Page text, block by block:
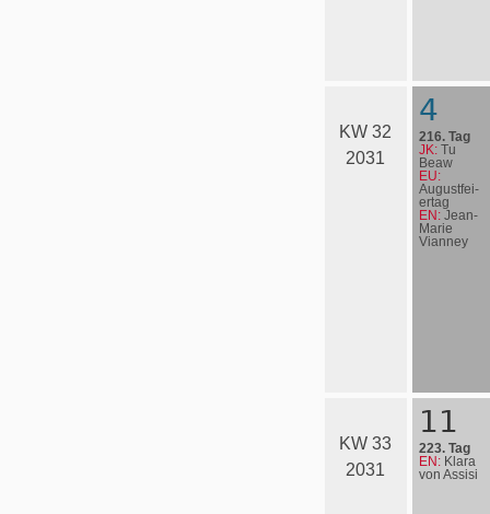
KW 32
2031
4
216. Tag
JK: Tu
Beaw
EU:
August­fei­
er­tag
EN: Jean-
Marie
Vianney
KW 33
2031
11
223. Tag
EN: Klara
von Assisi